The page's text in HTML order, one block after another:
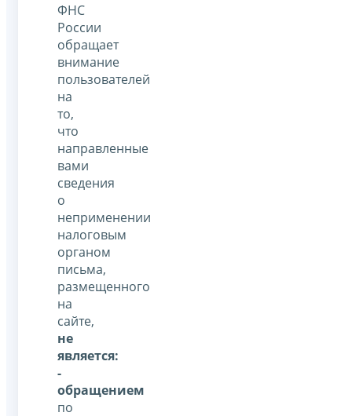
ФНС
России
обращает
внимание
пользователей
на
то,
что
направленные
вами
сведения
о
неприменении
налоговым
органом
письма,
размещенного
на
сайте,
не
является:
-
обращением
по